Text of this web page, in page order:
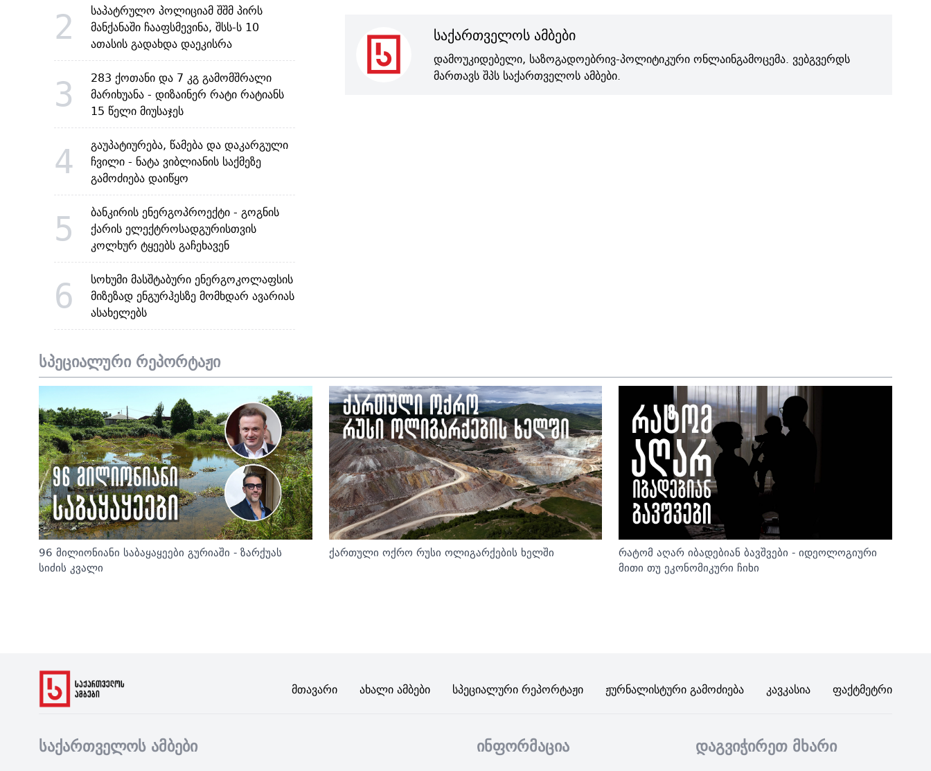
2
საპატრულო პოლიციამ შშმ პირს
მანქანაში ჩააფსმევინა, შსს-ს 10
ათასის გადახდა დაეკისრა
3
283 ქოთანი და 7 კგ გამომშრალი
მარიხუანა - დიზაინერ რატი რატიანს
15 წელი მიუსაჯეს
4
გაუპატიურება, წამება და დაკარგული
ჩვილი - ნატა ვიბლიანის საქმეზე
გამოძიება დაიწყო
5
ბანკირის ენერგოპროექტი - გოგნის
ქარის ელექტროსადგურისთვის
კოლხურ ტყეებს გაჩეხავენ
6
სოხუმი მასშტაბური ენერგოკოლაფსის
მიზეზად ენგურჰესზე მომხდარ ავარიას
ასახელებს
საქართველოს ამბები
დამოუკიდებელი, საზოგადოებრივ-პოლიტიკური ონლაინგამოცემა. ვებგვერდს
მართავს შპს საქართველოს ამბები.
სპეციალური რეპორტაჟი
96 მილიონიანი საბაყაყეები გურიაში - ზარქუას
სიძის კვალი
ქართული ოქრო რუსი ოლიგარქების ხელში
რატომ აღარ იბადებიან ბავშვები - იდეოლოგიური
მითი თუ ეკონომიკური ჩიხი
Მთავარი Ახალი Ამბები Სპეციალური Რეპორტაჟი Ჟურნალისტური Გამოძიება Კავკასია Ფაქტმეტრი
საქართველოს ამბები ინფორმაცია დაგვიჭირეთ მხარი